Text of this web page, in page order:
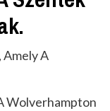
A
Wolverhampton